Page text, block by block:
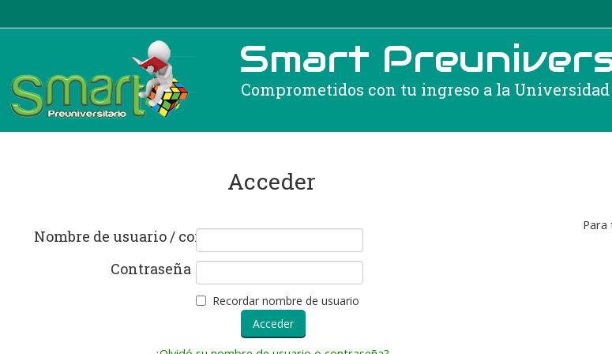
Smart
Comprometidos con tu ingreso a la Universidad
Acceder
Nombre de usuario / correo electrónico
Contraseña
Recordar nombre de usuario
Para